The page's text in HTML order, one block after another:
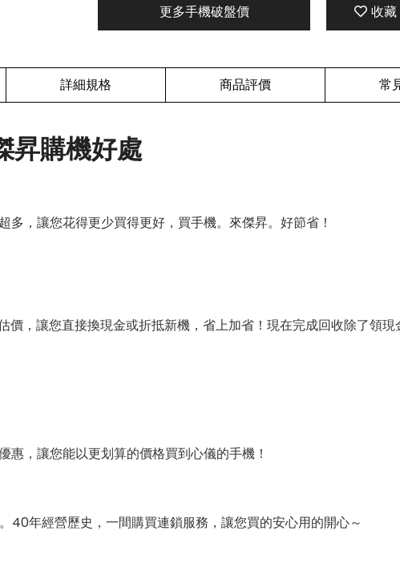
更多手機破盤價 收藏
詳細規格 商品評價 常
昇購機好處
，讓您花得更少買得更好，買手機。來傑昇。好節省！
，讓您直接換現金或折抵新機，省上加省！現在完成回收除了領現
，讓您能以更划算的價格買到心儀的手機！
年經營歷史，一間購買連鎖服務，讓您買的安心用的開心～